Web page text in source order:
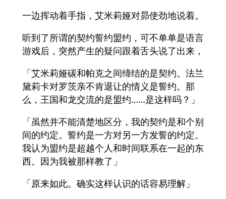
一边挥动着手指，艾米莉娅对昴使劲地说着。
听到了所谓的契约誓约盟约，可不单单是语言
游戏后，突然产生的疑问跟着舌头说了出来，
「艾米莉娅碳和帕克之间缔结的是契约。法兰
黛莉卡对罗茨亲不肯退让的情义是誓约。那
么，王国和龙交流的是盟约……是这样吗？」
「虽然并不能清楚地区分，我的契约是和个别
间的约定。誓约是一方对另一方发誓的约定。
我认为盟约是超越个人和时间联系在一起的东
西。因为我被那样教了」
「原来如此。确实这样认识的话容易理解」